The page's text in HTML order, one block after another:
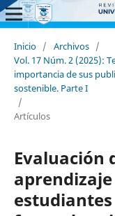
Inicio / Archivos /
Vol. 17 Núm. 2 (2025):
importancia de sus
sostenible. Parte I
/
Artículos
Evaluación